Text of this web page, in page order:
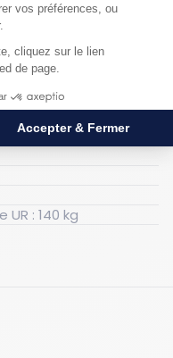
: 140 kg